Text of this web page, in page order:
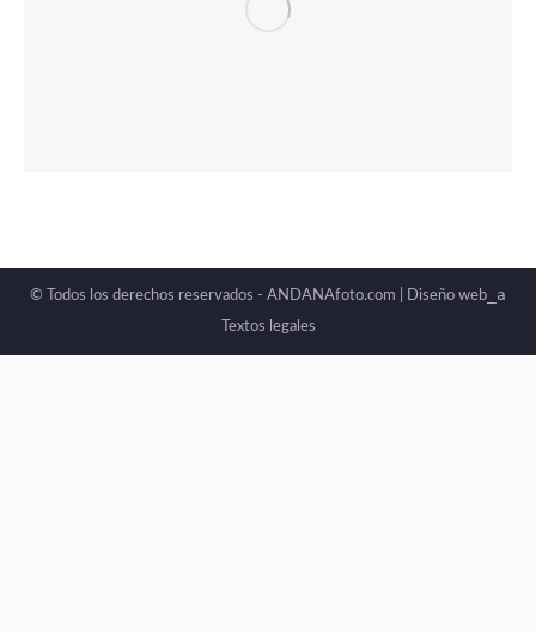
© Todos los derechos reservados - ANDANAfoto.com | Diseño web _a
Textos legales